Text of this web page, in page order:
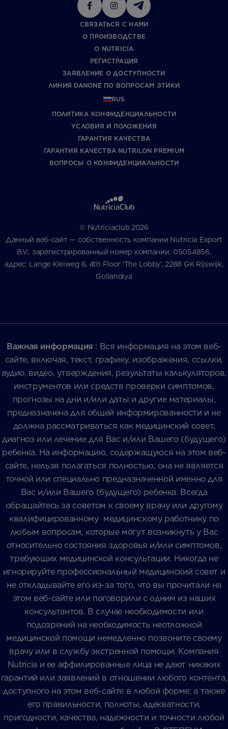
СВЯЗАТЬСЯ С НАМИ
О ПРОИЗВОДСТВЕ
О NUTRICIA
РЕГИСТРАЦИЯ
ЗАЯВЛЕНИЕ О ДОСТУПНОСТИ
ЛИНИЯ DANONE ПО ВОПРОСАМ ЭТИКИ
RUS
ПОЛИТИКА КОНФИДЕНЦИАЛЬНОСТИ
УCЛОВИЯ И ПОЛОЖЕНИЯ
ГАРАНТИЯ КАЧЕСТВА
ГАРАНТИЯ КАЧЕСТВА NUTRILON PREMIUM
ВОПРОСЫ О КОНФИДЕНЦИАЛЬНОСТИ
© Nutriciaclub 2026
Данный веб-сайт — собственность компании Nutricia Export
B.V.; зарегистрированный номер компании: 05054856,
адрес: Lange Kleiweg 6, 4th Floor ‘The Lobby’, 2288 GK Rijswijk,
Gollandiya
Важная информация : Вся информация на этом веб-
сайте, включая, текст, графику, изображения, ссылки,
аудио, видео, утверждения, результаты калькуляторов,
инструментов или средств проверки симптомов,
прогнозы на дни и/или даты и другие материалы,
предназначена для общей информированности и не
должна рассматриваться как медицинский совет,
диагноз или лечение для Вас и/или Вашего (будущего)
ребенка. На информацию, содержащуюся на этом веб-
сайте, нельзя полагаться полностью, она не является
точной или специально предназначенной именно для
Вас и/или Вашего (будущего) ребенка. Всегда
обращайтесь за советом к своему врачу или другому
квалифицированному медицинскому работнику по
любым вопросам, которые могут возникнуть у Вас
относительно состояния здоровья и/или симптомов,
требующих медицинской консультации. Никогда не
игнорируйте профессиональный медицинский совет и
не откладывайте его из-за того, что вы прочитали на
этом веб-сайте или поговорили с одним из наших
консультантов. В случае необходимости или
подозрений на необходимость неотложной
медицинской помощи немедленно позвоните своему
врачу или в службу экстренной помощи. Компания
Nutricia и ее аффилированные лица не дают никаких
гарантий или заявлений в отношении любого контента,
доступного на этом веб-сайте в любой форме; а также
его правильности, полноты, адекватности,
пригодности, качества, надежности и точности любой